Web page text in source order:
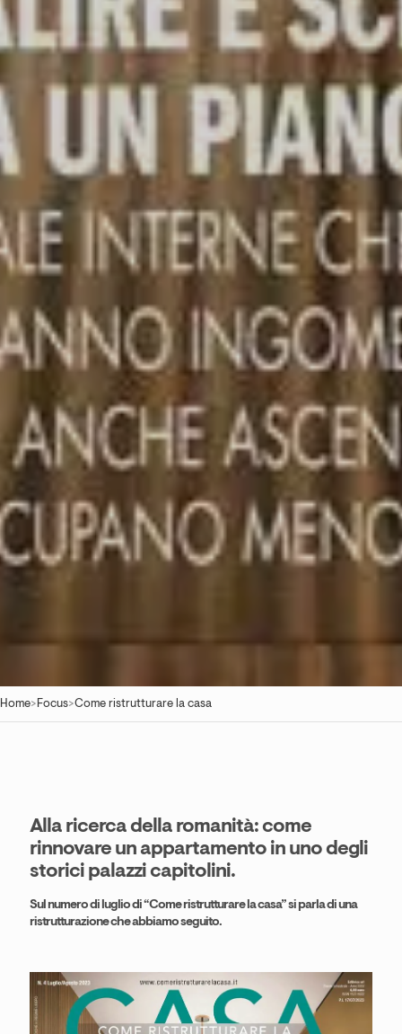
Home> Focus>Come ristrutturare la casa
Alla ricerca della romanità: come
rinnovare un appartamento in uno degli
storici palazzi capitolini.
Sul numero di lugliodi “Come ristrutturare la casa” si parla di una
ristrutturazione che abbiamo seguito.